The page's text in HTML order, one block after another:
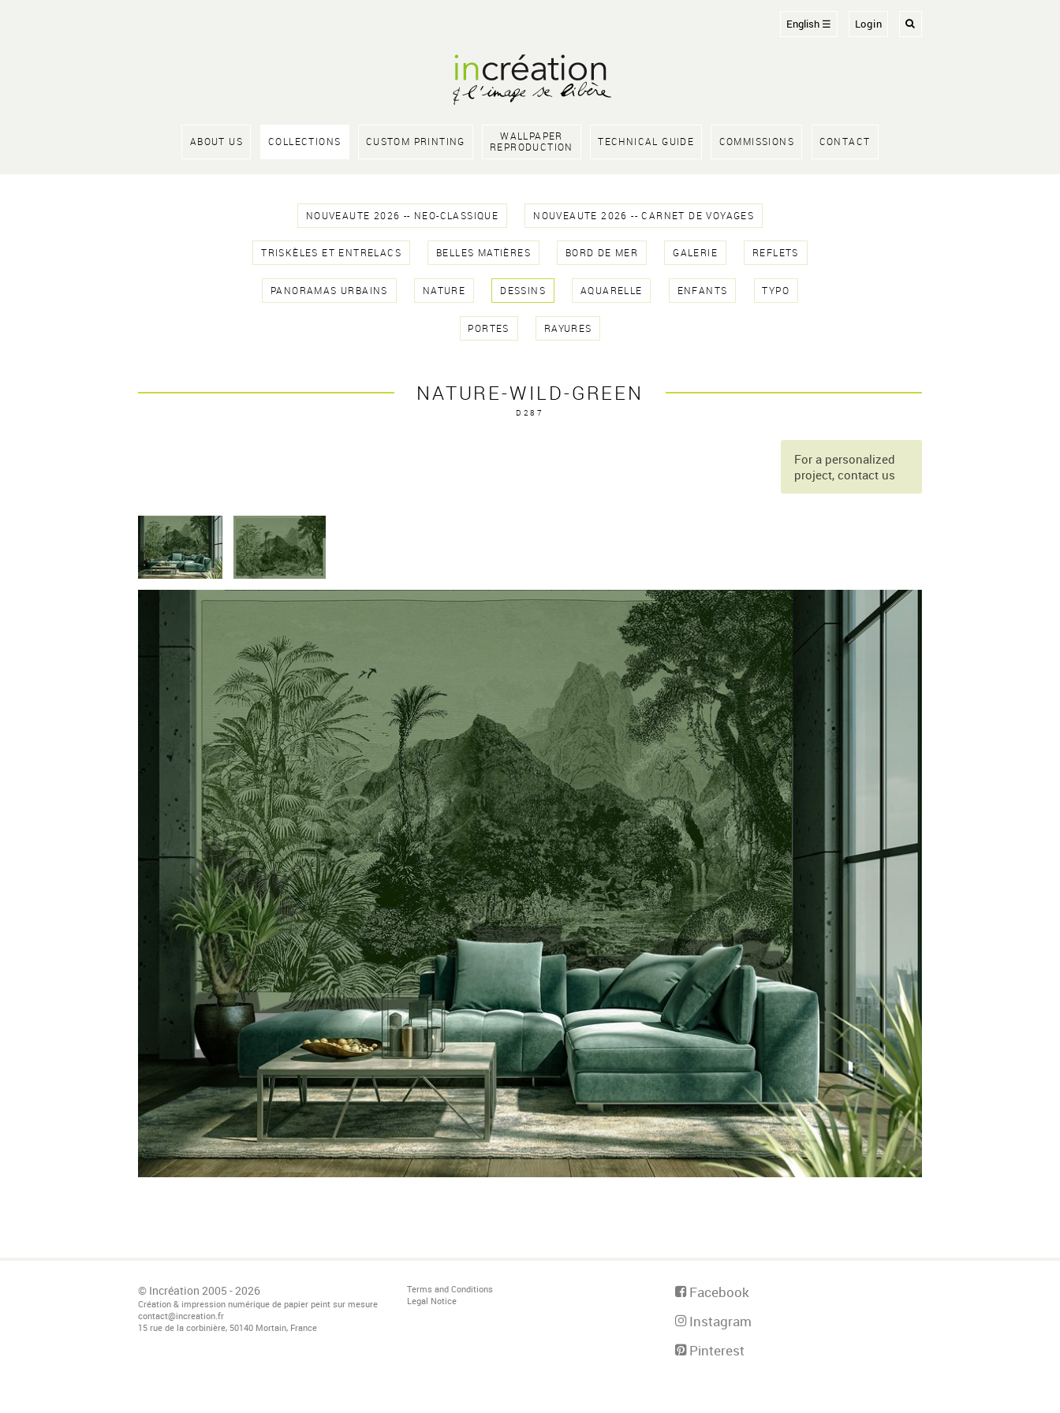
English ☰ Login
ABOUT US COLLECTIONS CUSTOM PRINTING
WALLPAPER
REPRODUCTION
TECHNICAL GUIDE COMMISSIONS CONTACT
NOUVEAUTE 2026 -- NEO-CLASSIQUE NOUVEAUTE 2026 -- CARNET DE VOYAGES
TRISKÈLES ET ENTRELACS BELLES MATIÈRES BORD DE MER GALERIE REFLETS
PANORAMAS URBAINS NATURE DESSINS AQUARELLE ENFANTS TYPO
PORTES RAYURES
NATURE-WILD-GREEN
D287
For a personalized
project, contact us
© Incréation 2005 - 2026
Création & impression numérique de papier peint sur mesure
contact@increation.fr
15 rue de la corbinière, 50140 Mortain, France
Terms and Conditions
Legal Notice
Facebook
Instagram
Pinterest